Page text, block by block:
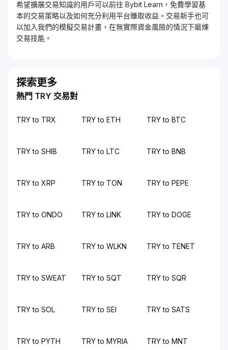
希望擴展交易知識的用戶可以前往 Bybit Learn，免費學習基
本的交易策略以及如何充分利用平台賺取收益。交易新手也可
以加入我們的模擬交易計畫，在無實際資金風險的情況下磨煉
交易技能。
探索更多
熱門 TRY 交易對
TRY to TRX TRY to ETH TRY to BTC
TRY to SHIB TRY to LTC TRY to BNB
TRY to XRP TRY to TON TRY to PEPE
TRY to ONDO TRY to LINK TRY to DOGE
TRY to ARB TRY to WLKN TRY to TENET
TRY to SWEAT TRY to SQT TRY to SQR
TRY to SOL TRY to SEI TRY to SATS
TRY to PYTH TRY to MYRIA TRY to MNT